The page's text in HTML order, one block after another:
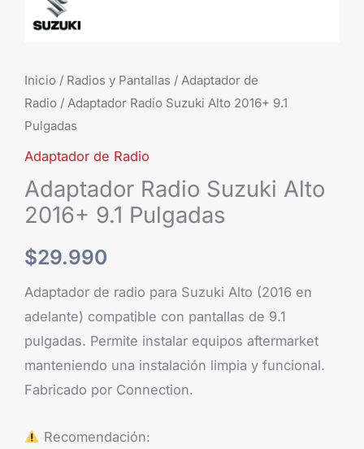
Inicio / Radios y Pantallas / Adaptador de
Radio / Adaptador Radio Suzuki Alto 2016+ 9.1
Pulgadas
Adaptador de Radio
Adaptador Radio Suzuki Alto
2016+ 9.1 Pulgadas
$29.990
Adaptador de radio para Suzuki Alto (2016 en
adelante) compatible con pantallas de 9.1
pulgadas. Permite instalar equipos aftermarket
manteniendo una instalación limpia y funcional.
Fabricado por Connection.
Recomendación: